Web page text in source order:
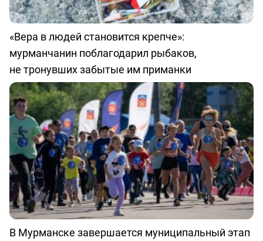
«Вера в людей становится крепче»:
мурманчанин поблагодарил рыбаков,
не тронувших забытые им приманки
В Мурманске завершается муниципальный этап